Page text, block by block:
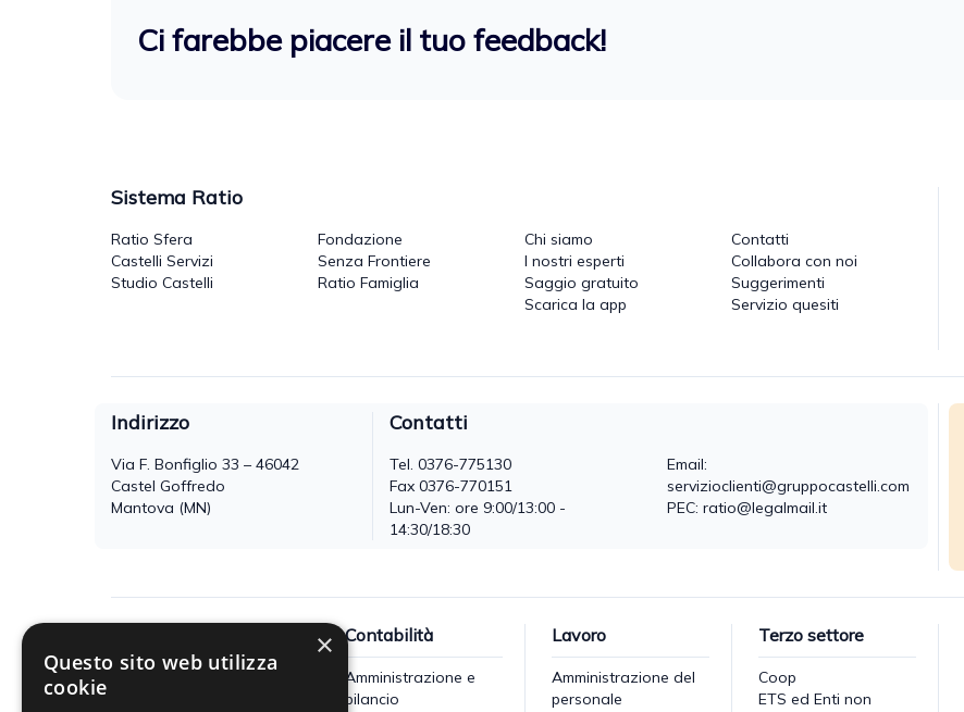
Ci farebbe piacere il tuo feedback!
Sistema Ratio
Ratio Sfera
Castelli Servizi
Studio Castelli
Fondazione
Senza Frontiere
Ratio Famiglia
Chi siamo
I nostri esperti
Saggio gratuito
Scarica la app
Contatti
Collabora con noi
Suggerimenti
Servizio quesiti
Indirizzo
Via F. Bonfiglio 33 – 46042
Castel Goffredo
Mantova (MN)
Contatti
Tel.0376-775130
Fax 0376-770151
Lun-Ven: ore 9:00/13:00 -
14:30/18:30
Email:
servizioclienti@gruppocastelli.com
PEC: ratio@legalmail.it
Contabilità
Amministrazione e
bilancio
Lavoro
Amministrazione del
personale
Terzo settore
Coop
ETS ed Enti non
×
Questo sito web utilizza
cookie